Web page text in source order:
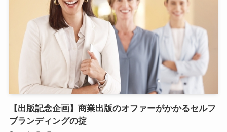
【出版記念企画】商業出版のオファーがかかるセルフ
ブランディングの掟